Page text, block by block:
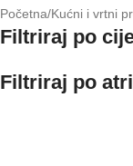
Početna/Kućni i vrtni
Filtriraj po
Filtriraj po